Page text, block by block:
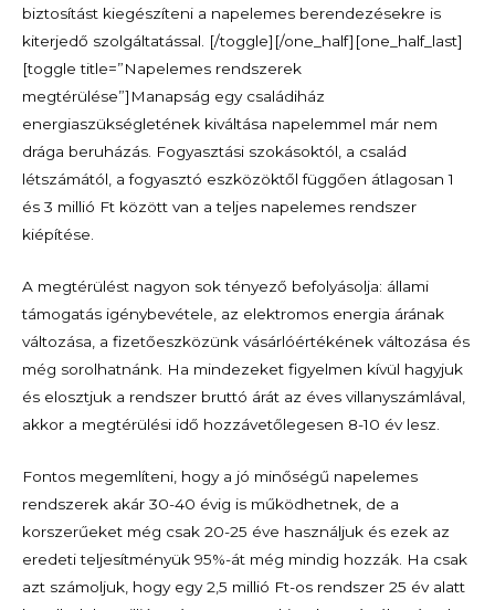
biztosítást kiegészíteni a napelemes berendezésekre is
kiterjedő szolgáltatással.
[/toggle][/one_half] [one_half_last]
[toggle title=”Napelemes rendszerek
megtérülése”]Manapság egy családiház
energiaszükségletének kiváltása napelemmel már nem
drága beruházás. Fogyasztási szokásoktól, a család
létszámától, a fogyasztó eszközöktől függően átlagosan 1
és 3 millió Ft között van a teljes napelemes rendszer
kiépítése.
A megtérülést nagyon sok tényező befolyásolja: állami
támogatás igénybevétele, az elektromos energia árának
változása, a fizetőeszközünk vásárlóértékének változása és
még sorolhatnánk. Ha mindezeket figyelmen kívül hagyjuk
és elosztjuk a rendszer bruttó árát az éves villanyszámlával,
akkor a megtérülési idő hozzávetőlegesen 8-10 év lesz.
Fontos megemlíteni, hogy a jó minőségű napelemes
rendszerek akár 30-40 évig is működhetnek, de a
korszerűeket még csak 20-25 éve használjuk és ezek az
eredeti teljesítményük 95%-át még mindig hozzák. Ha csak
azt számoljuk, hogy egy 2,5 millió Ft-os rendszer 25 év alatt